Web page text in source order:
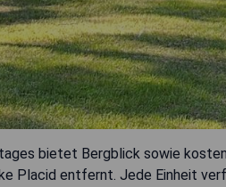
bietet Bergblick sowie
Placid entfernt. Jede Einheit